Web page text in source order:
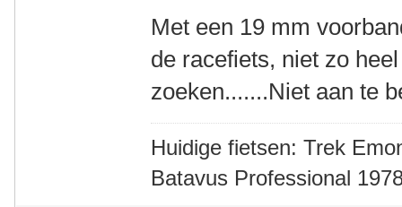
Met een 19 mm
de racefiets, niet zo
zoeken.......Niet aan te
Huidige fietsen: Trek
Batavus Professional